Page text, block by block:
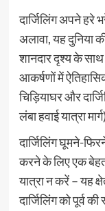
दार्जिलिंग अपने हरे
अलावा, यह दुनिया
शानदार दृश्य के
आकर्षणों में
चिड़ियाघर और
लंबा हवाई यात्रा
दार्जिलिंग घूमने-
करने के लिए एक
यात्रा न करें – यह
दार्जिलिंग को पूर्व